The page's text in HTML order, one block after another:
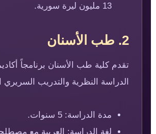
13 مليون ليرة سورية.
2. طب الأسنان
تقدم كلية طب الأسنان برنامجاً
الدراسة النظرية والتدريب السريري
مدة الدراسة: 5 سنوات.
لغة الدراسة: العربية مع